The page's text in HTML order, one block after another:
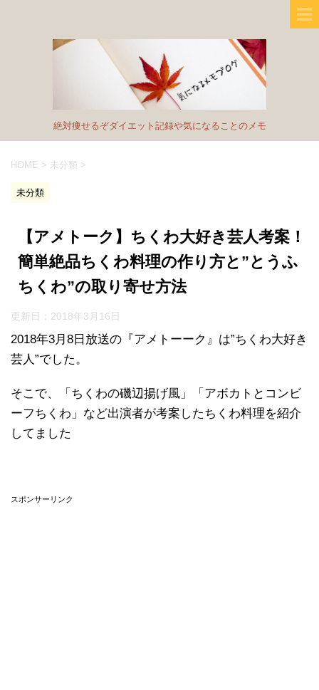
絶対痩せるぞダイエット記録や気になることのメモ
HOME > 未分類 >
未分類
【アメトーク】ちくわ大好き芸人考案！
簡単絶品ちくわ料理の作り方と”とうふ
ちくわ”の取り寄せ方法
更新日： 2018年3月16日
2018年3月8日放送の『アメトーーク』は”ちくわ大好き
芸人”でした。
そこで、「ちくわの磯辺揚げ風」「アボカトとコンビ
ーフちくわ」など出演者が考案したちくわ料理を紹介
してました
スポンサーリンク